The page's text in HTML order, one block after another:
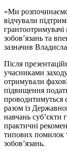
«Ми
відчували
грантоотримувачі
зобов’язань та
зазначив
Після
учасниками
отримували
підвищення
проводитимуться
разом із
навчань
практичні
типових помилок
зобов’язань.